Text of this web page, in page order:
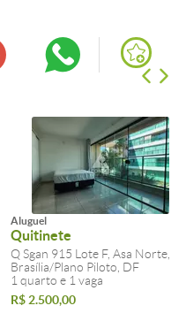
Aluguel
Quitinete
Q Sgan 915 Lote F, Asa Norte,
Brasília/Plano Piloto, DF
1 quarto e 1 vaga
R$ 2.500,00